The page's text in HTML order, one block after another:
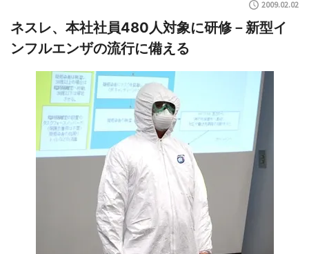
2009.02.02
ネスレ、本社社員480人対象に研修－新型イ
ンフルエンザの流行に備える